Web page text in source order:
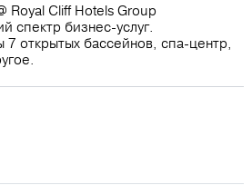
Royal Cliff Hotels Group
спектр бизнес-услуг.
7 открытых бассейнов, спа-центр,